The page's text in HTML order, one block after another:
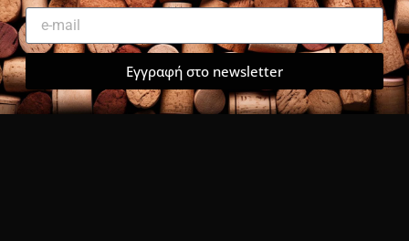
Εγγραφή στο newsletter